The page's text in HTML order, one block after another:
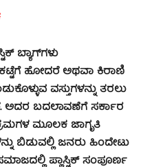
ಬ್ಯಾಗ್‍ಗಳು
ಹೋದರೆ ಅಥವಾ ಕಿರಾಣಿ
ವಸ್ತುಗಳನ್ನು ತರಲು
ಅದರ ಬದಲಾವಣೆಗೆ ಸರ್ಕಾರ
ಮೂಲಕ ಜಾಗೃತಿ
ಬಿಡುವಲ್ಲಿ ಜನರು ಹಿಂದೇಟು
ಪ್ಲಾಸ್ಟಿಕ್ ಸಂಪೂರ್ಣ